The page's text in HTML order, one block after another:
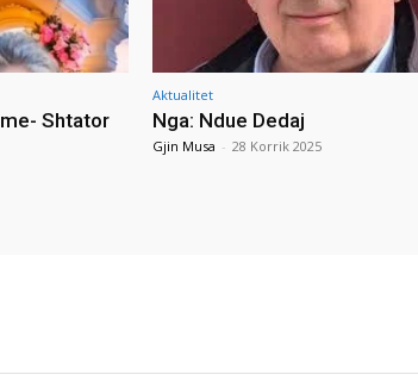
Shtator
Aktualitet
Nga: Ndue Dedaj
Gjin Musa - 28 Korrik 2025